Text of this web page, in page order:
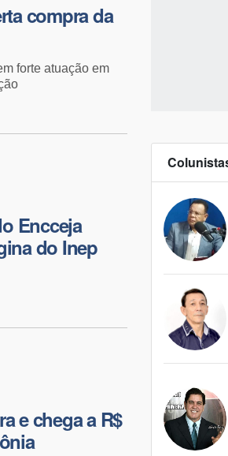
compra da
forte atuação em
Encceja
do Inep
e chega a R$